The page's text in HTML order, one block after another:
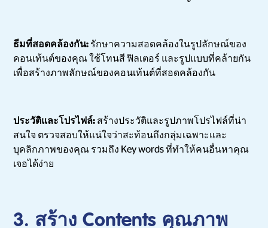
ธีมที่สอดคล้องกัน: รักษาความสอดคล้องในรูปลักษณ์ของ
คอนเท้นต์ของคุณ ใช้โทนสี ฟิลเตอร์ และรูปแบบที่คล้ายกัน
เพื่อสร้างภาพลักษณ์ของคอนเท้นต์ที่สอดคล้องกัน
ประวัติและโปรไฟล์: สร้างประวัติและรูปภาพโปรไฟล์ที่น่า
สนใจ ตรวจสอบให้แน่ใจว่าสะท้อนถึงกลุ่มเฉพาะและ
บุคลิกภาพของคุณ รวมถึง Key words ที่ทำให้คนอื่นหาคุณ
เจอได้ง่าย
3. สร้าง Contents คุณภาพ